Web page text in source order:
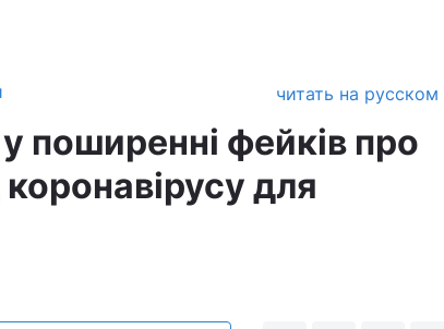
читать на русском
поширенні фейків про
коронавірусу для